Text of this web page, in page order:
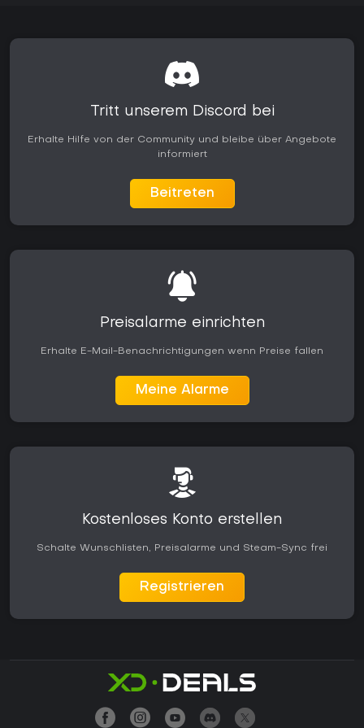
Tritt unserem Discord bei
Erhalte Hilfe von der Community und bleibe über Angebote
informiert
Beitreten
Preisalarme einrichten
Erhalte E-Mail-Benachrichtigungen wenn Preise fallen
Meine Alarme
Kostenloses Konto erstellen
Schalte Wunschlisten, Preisalarme und Steam-Sync frei
Registrieren